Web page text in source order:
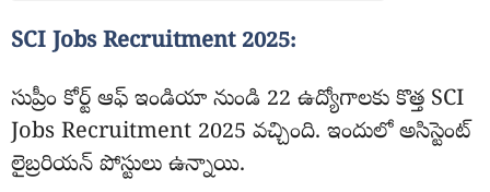
SCI Jobs Recruitment 2025:
సుప్రీం కోర్ట్ ఆఫ్ ఇండియా నుండి 22 ఉద్యోగాలకు కొత్త SCI
Jobs Recruitment 2025 వచ్చింది. ఇందులో అసిస్టెంట్
లైబ్రరియన్ పోస్టులు ఉన్నాయి.